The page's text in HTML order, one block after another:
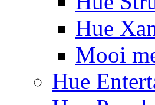
Hue
Mooi
Hue